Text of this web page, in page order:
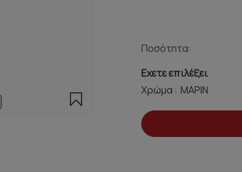
Ποσότητα:
Εχετε επιλέξει
Χρώμα :